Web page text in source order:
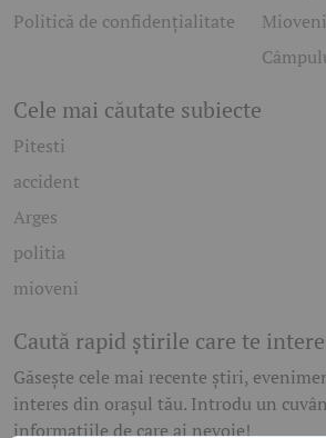
Politică de confidențialitate
Mioveni
Cele mai căutate subiecte
Pitesti
accident
Arges
politia
mioveni
Caută rapid știrile care te
Găsește cele mai recente știri,
interes din orașul tău. Introdu un
informațiile de care ai nevoie!